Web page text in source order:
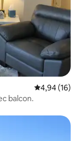
Évaluation
4,94 (16)
balcon.